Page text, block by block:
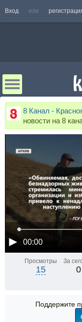
Вход или
8 Канал -
новости на 8
00:00
Просмотры
15
За
0
Поддержите